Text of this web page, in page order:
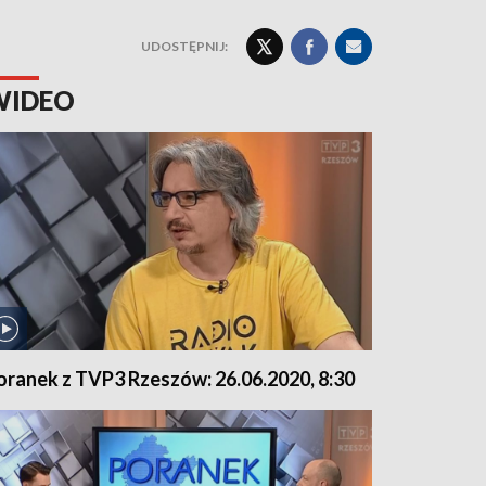
UDOSTĘPNIJ:
z TVP3 Rzeszów: 26.06.2020, 8:30